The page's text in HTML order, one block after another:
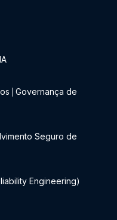
Governança de
Seguro de
Engineering)